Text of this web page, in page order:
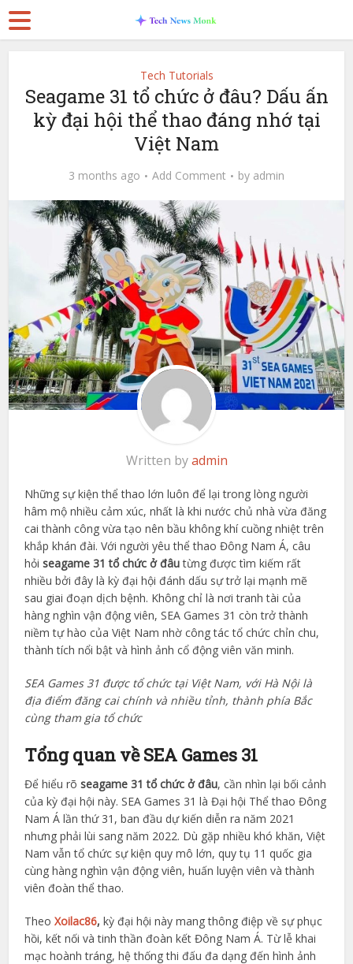
Tech Tutorials
Seagame 31 tổ chức ở đâu? Dấu ấn
kỳ đại hội thể thao đáng nhớ tại
Việt Nam
3 months ago Add Comment by admin
Written byadmin
Những sự kiện thể thao lớn luôn để lại trong lòng người
hâm mộ nhiều cảm xúc, nhất là khi nước chủ nhà vừa đăng
cai thành công vừa tạo nên bầu không khí cuồng nhiệt trên
khắp khán đài. Với người yêu thể thao Đông Nam Á, câu
hỏiseagame 31 tổ chức ở đâutừng được tìm kiếm rất
nhiều bởi đây là kỳ đại hội đánh dấu sự trở lại mạnh mẽ
sau giai đoạn dịch bệnh. Không chỉ là nơi tranh tài của
hàng nghìn vận động viên, SEA Games 31 còn trở thành
niềm tự hào của Việt Nam nhờ công tác tổ chức chỉn chu,
thành tích nổi bật và hình ảnh cổ động viên văn minh.
SEA Games 31 được tổ chức tại Việt Nam, với Hà Nội là
địa điểm đăng cai chính và nhiều tỉnh, thành phía Bắc
cùng tham gia tổ chức
Tổng quan về SEA Games 31
Để hiểu rõseagame 31 tổ chức ở đâu, cần nhìn lại bối cảnh
của kỳ đại hội này. SEA Games 31 là Đại hội Thể thao Đông
Nam Á lần thứ 31, ban đầu dự kiến diễn ra năm 2021
nhưng phải lùi sang năm 2022. Dù gặp nhiều khó khăn, Việt
Nam vẫn tổ chức sự kiện quy mô lớn, quy tụ 11 quốc gia
cùng hàng nghìn vận động viên, huấn luyện viên và thành
viên đoàn thể thao.
TheoXoilac86,kỳ đại hội này mang thông điệp về sự phục
hồi, kết nối và tinh thần đoàn kết Đông Nam Á. Từ lễ khai
mạc hoành tráng, hệ thống thi đấu đa dạng đến hình ảnh